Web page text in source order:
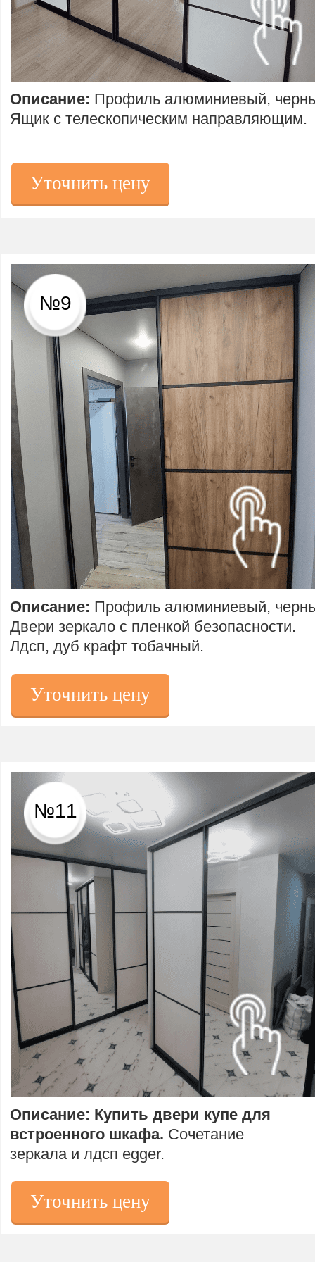
№11
Уточнить цену
Уточнить цену
№9
Описание: Профиль алюминиевый,
Ящик с телескопическим направляющим.
Описание: Купить двери купе для
встроенного шкафа. Сочетание
зеркала и лдсп egger.
Уточнить цену
Описание: Профиль алюминиевый,
Двери зеркало с пленкой безопасности.
Лдсп, дуб крафт тобачный.